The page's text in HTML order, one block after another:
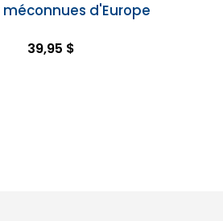
méconnues d'Europe
39,95 $